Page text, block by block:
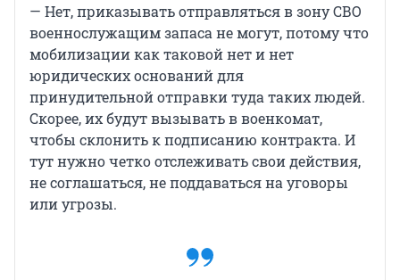
— Нет, приказывать отправляться в зону СВО
военнослужащим запаса не могут, потому что
мобилизации как таковой нет и нет
юридических оснований для
принудительной отправки туда таких людей.
Скорее, их будут вызывать в военкомат,
чтобы склонить к подписанию контракта. И
тут нужно четко отслеживать свои действия,
не соглашаться, не поддаваться на уговоры
или угрозы.